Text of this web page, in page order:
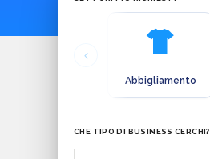
Abbigliamento
CHE TIPO DI BUSINESS CERCHI?